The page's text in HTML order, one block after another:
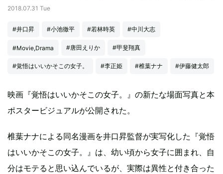
2018.07.31 Tue
#井口昇 #小池徹平 #若林時英 #中川大志
#Movie,Drama #唐田えりか #甲斐翔真
#覚悟はいいかそこの女子。 #李正姫 #椎葉ナナ #伊藤健太郎
映画『覚悟はいいかそこの女子。』の新たな場面写真と本
ポスタービジュアルが公開された。
椎葉ナナによる同名漫画を井口昇監督が実写化した『覚悟
はいいかそこの女子。』は、幼い頃から女子に囲まれ、自
分はモテると思い込んでいるが、実際は異性と付き合った